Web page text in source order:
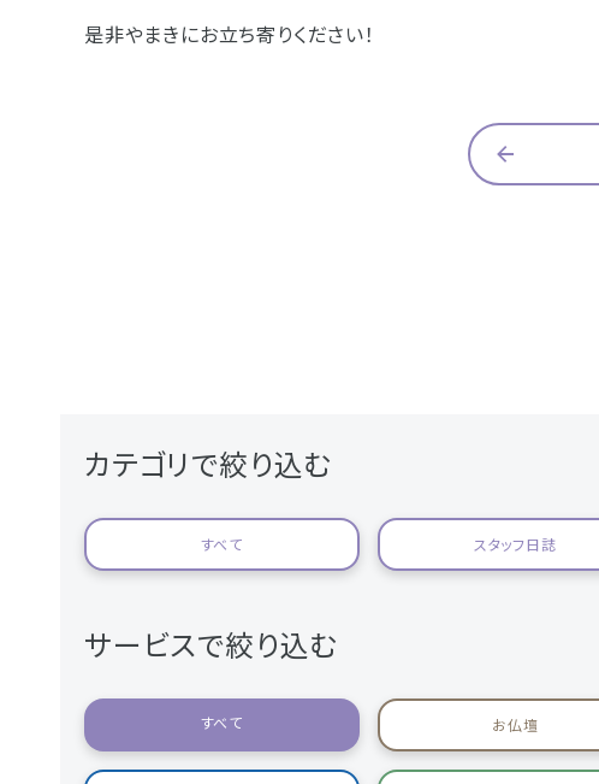
是非やまきにお立ち寄りください！
カテゴリで絞り込む
すべて スタッフ日誌
サービスで絞り込む
すべて お仏壇